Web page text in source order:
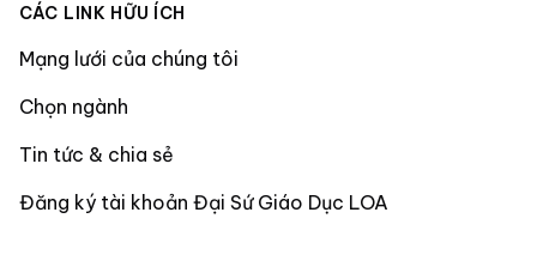
CÁC LINK HỮU ÍCH
Mạng lưới của chúng tôi
Chọn ngành
Tin tức & chia sẻ
Đăng ký tài khoản Đại Sứ Giáo Dục LOA